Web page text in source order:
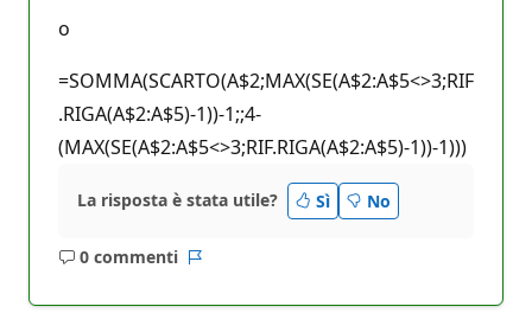
o
=SOMMA(SCARTO(A$2;MAX(SE(A$2:A$5<>3;RIF
.RIGA(A$2:A$5)-1))-1;;4-
(MAX(SE(A$2:A$5<>3;RIF.RIGA(A$2:A$5)-1))-1)))
La risposta è stata utile? Sì No
0 commenti
Nessun